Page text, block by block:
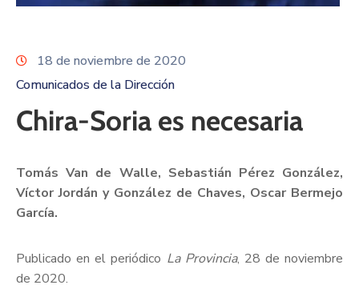
18 de noviembre de 2020
Comunicados de la Dirección
Chira-Soria es necesaria
Tomás Van de Walle, Sebastián Pérez González,
Víctor Jordán y González de Chaves, Oscar Bermejo
García.
Publicado en el periódico La Provincia, 28 de noviembre
de 2020.